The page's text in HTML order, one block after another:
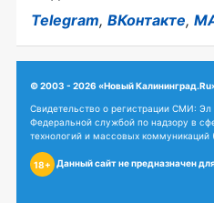
Telegram, ВКонтакте,
© 2003 - 2026 «Новый
Свидетельство о регистрации СМИ:
Федеральной службой по надзору в
технологий и массовых коммуникаций
18+ Данный сайт не предназначен